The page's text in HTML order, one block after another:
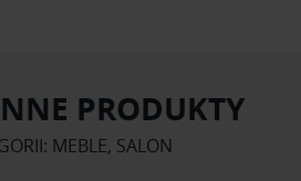
PRODUKTY
MEBLE, SALON